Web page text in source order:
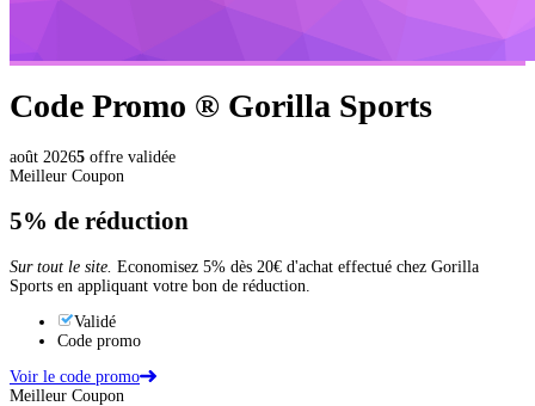
Code Promo ® Gorilla Sports
août 20265 offre validée
Meilleur Coupon
5% de réduction
Sur tout le site. Economisez 5% dès 20€ d'achat effectué chez Gorilla
Sports en appliquant votre bon de réduction.
Validé
Code promo
Voir le code promo
Meilleur Coupon